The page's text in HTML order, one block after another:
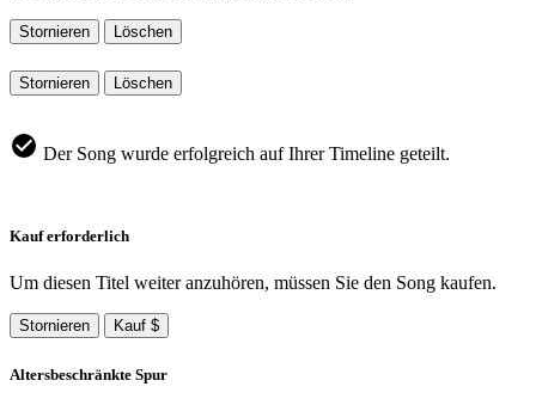
Stornieren Löschen
Stornieren Löschen
Der Song wurde erfolgreich auf Ihrer Timeline geteilt.
Kauf erforderlich
Um diesen Titel weiter anzuhören, müssen Sie den Song kaufen.
Stornieren Kauf $
Altersbeschränkte Spur